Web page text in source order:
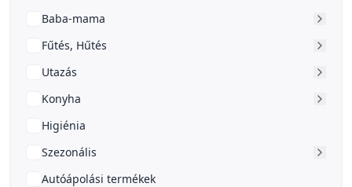
Baba-mama
Fűtés, Hűtés
Utazás
Konyha
Higiénia
Szezonális
Autóápolási termékek